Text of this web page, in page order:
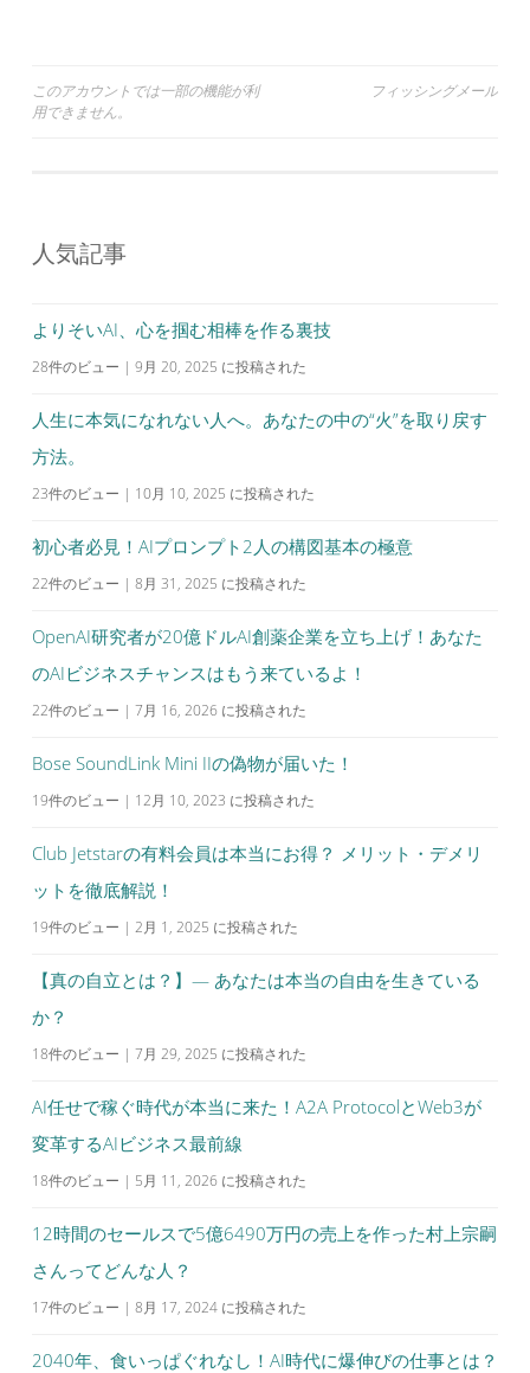
投
ゲ
ー
ョ
ン
このアカウントでは一部の機能が利
用できません。
フィッシングメール
人気記事
よりそいAI、心を掴む相棒を作る裏技
28件のビュー | 9月 20, 2025 に投稿された
人生に本気になれない人へ。あなたの中の“火”を取り戻す
方法。
23件のビュー | 10月 10, 2025 に投稿された
初心者必見！AIプロンプト2人の構図基本の極意
22件のビュー | 8月 31, 2025 に投稿された
OpenAI研究者が20億ドルAI創薬企業を立ち上げ！あなた
のAIビジネスチャンスはもう来ているよ！
22件のビュー | 7月 16, 2026 に投稿された
Bose SoundLink Mini IIの偽物が届いた！
19件のビュー | 12月 10, 2023 に投稿された
Club Jetstarの有料会員は本当にお得？ メリット・デメリ
ットを徹底解説！
19件のビュー | 2月 1, 2025 に投稿された
【真の自立とは？】— あなたは本当の自由を生きている
か？
18件のビュー | 7月 29, 2025 に投稿された
AI任せで稼ぐ時代が本当に来た！A2A ProtocolとWeb3が
変革するAIビジネス最前線
18件のビュー | 5月 11, 2026 に投稿された
12時間のセールスで5億6490万円の売上を作った村上宗嗣
さんってどんな人？
17件のビュー | 8月 17, 2024 に投稿された
2040年、食いっぱぐれなし！AI時代に爆伸びの仕事とは？